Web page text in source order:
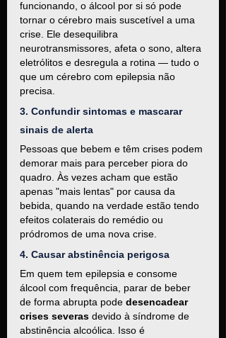
funcionando, o álcool por si só pode
tornar o cérebro mais suscetível a uma
crise. Ele desequilibra
neurotransmissores, afeta o sono, altera
eletrólitos e desregula a rotina — tudo o
que um cérebro com epilepsia não
precisa.
3. Confundir sintomas e mascarar
sinais de alerta
Pessoas que bebem e têm crises podem
demorar mais para perceber piora do
quadro. Às vezes acham que estão
apenas "mais lentas" por causa da
bebida, quando na verdade estão tendo
efeitos colaterais do remédio ou
pródromos de uma nova crise.
4. Causar abstinência perigosa
Em quem tem epilepsia e consome
álcool com frequência, parar de beber
de forma abrupta pode desencadear
crises severas devido à síndrome de
abstinência alcoólica. Isso é